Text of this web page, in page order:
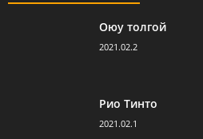
Оюу толгой
2021.02.2
Рио Тинто
2021.02.1